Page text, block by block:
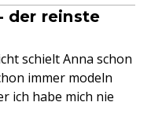
der reinste
schielt Anna schon
immer modeln
ich habe mich nie